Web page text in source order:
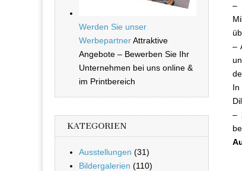
–
–
In
–
Werden Sie unser
WerbepartnerAttraktive
Angebote – Bewerben Sie Ihr
Unternehmen bei uns online &
im Printbereich
KATEGORIEN
Ausstellungen (31)
Bildergalerien (110)